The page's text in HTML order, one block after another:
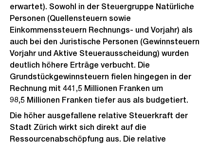
erwartet). Sowohl in der Steuergruppe Natürliche
Personen (Quellensteuern sowie
Einkommenssteuern Rechnungs- und Vorjahr) als
auch bei den Juristische Personen (Gewinnsteuern
Vorjahr und Aktive Steuerausscheidung) wurden
deutlich höhere Erträge verbucht. Die
Grundstückgewinnsteuern fielen hingegen in der
Rechnung mit 441,5 Millionen Franken um
98,5 Millionen Franken tiefer aus als budgetiert.
Die höher ausgefallene relative Steuerkraft der
Stadt Zürich wirkt sich direkt auf die
Ressourcenabschöpfung aus. Die relative